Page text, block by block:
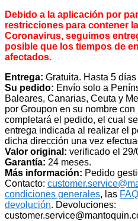
Debido a la aplicación por
restricciones para contener
Coronavirus, seguimos
posible que los tiempos de
afectados.
Entrega: Gratuita. Hasta 5
Su pedido: Envío solo a
Baleares, Canarias, Ceuta y
por Groupon en su nombre
completará el pedido, el cual
entrega indicada al realizar el
dicha dirección una vez
Valor original: verificado el 29/
Garantía: 24 meses.
Más información: Pedido
Contacto:
condiciones generales, las FAQ
devolución. Devoluciones: